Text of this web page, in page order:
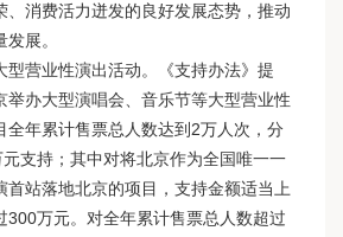
、消费活力迸发的良好发展态势，推动
展。
型营业性演出活动。《支持办法》提
举办大型演唱会、音乐节等大型营业性
全年累计售票总人数达到2万人次，分
支持；其中对将北京作为全国唯一一
首站落地北京的项目，支持金额适当上
300万元。对全年累计售票总人数超过